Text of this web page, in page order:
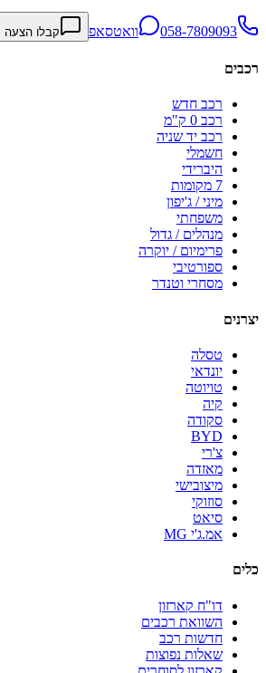
058-7809093 וואטסאפ קבלו הצעה
רכבים
רכב חדש
רכב 0 ק"מ
רכב יד שניה
חשמלי
היברידי
7 מקומות
מיני / ג'יפון
משפחתי
מנהלים / גדול
פרימיום / יוקרה
ספורטיבי
מסחרי וטנדר
יצרנים
טסלה
יונדאי
טויוטה
קיה
סקודה
BYD
צ'רי
מאזדה
מיצובישי
סוזוקי
סיאט
אמ.ג'י MG
כלים
דו"ח קארזון
השוואת רכבים
חדשות רכב
שאלות נפוצות